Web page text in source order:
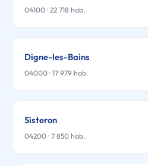
04100 · 22 718 hab.
Digne-les-Bains
04000 · 17 979 hab.
Sisteron
04200 · 7 850 hab.